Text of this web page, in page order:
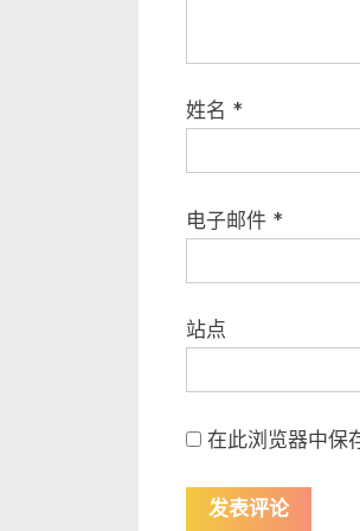
姓名 *
电子邮件 *
站点
在此浏览器中保